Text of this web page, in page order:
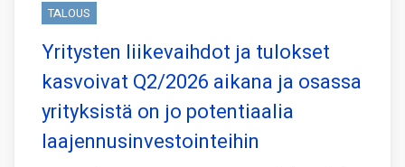
TALOUS
Yritysten liikevaihdot ja tulokset
kasvoivat Q2/2026 aikana ja osassa
yrityksistä on jo potentiaalia
laajennusinvestointeihin